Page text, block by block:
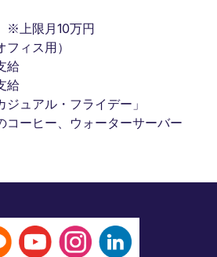
上限月10万円
ィス用）
給
給
ュアル・フライデー」
コーヒー、ウォーターサーバー